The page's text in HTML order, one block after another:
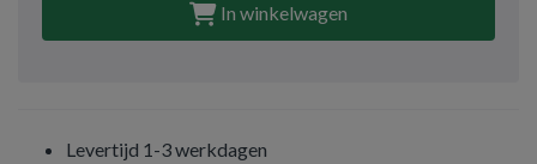
In winkelwagen
Levertijd 1-3 werkdagen